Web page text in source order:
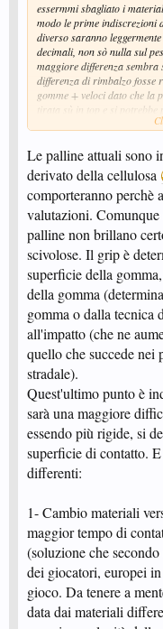
essermmi sbagliato i
modo le prime indiscrezioni
diverso saranno
decimali, non sò nulla sul
maggiore differenza sembra
differenza di rimbalzo fosse
gomme + veloci dato che la
tirata sù in top e si
sempre in via teorica
ora sono tutte speculazioni
gomme potrebbe variare se
vivrà vedrà
Le palline attuali sono
derivato della cellulosa
comporteranno perchè
valutazioni.
palline non brillano
scivolose. Il grip è
superficie della
della gomma
gomma o dalla tecnica
all'impatto (che ne
quello che succede nei
stradale).
Quest'ultimo punto è
sarà una maggiore
essendo più rigide, si
superficie di contatto.
differenti:
1- Cambio materiali
maggior tempo di
(soluzione che
dei giocatori, europei
gioco. Da tenere a
data dai materiali